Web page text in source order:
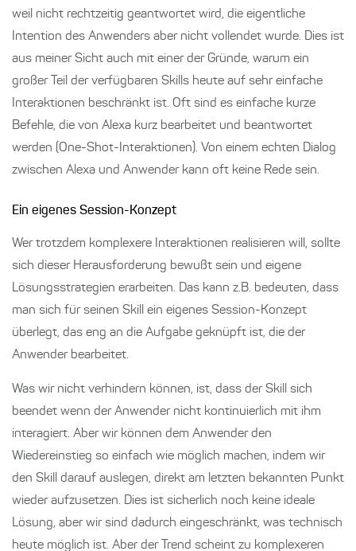
weil nicht rechtzeitig geantwortet wird, die eigentliche
Intention des Anwenders aber nicht vollendet wurde. Dies ist
aus meiner Sicht auch mit einer der Gründe, warum ein
großer Teil der verfügbaren Skills heute auf sehr einfache
Interaktionen beschränkt ist. Oft sind es einfache kurze
Befehle, die von Alexa kurz bearbeitet und beantwortet
werden (One-Shot-Interaktionen). Von einem echten Dialog
zwischen Alexa und Anwender kann oft keine Rede sein.
Ein eigenes Session-Konzept
Wer trotzdem komplexere Interaktionen realisieren will, sollte
sich dieser Herausforderung bewußt sein und eigene
Lösungsstrategien erarbeiten. Das kann z.B. bedeuten, dass
man sich für seinen Skill ein eigenes Session-Konzept
überlegt, das eng an die Aufgabe geknüpft ist, die der
Anwender bearbeitet.
Was wir nicht verhindern können, ist, dass der Skill sich
beendet wenn der Anwender nicht kontinuierlich mit ihm
interagiert. Aber wir können dem Anwender den
Wiedereinstieg so einfach wie möglich machen, indem wir
den Skill darauf auslegen, direkt am letzten bekannten Punkt
wieder aufzusetzen. Dies ist sicherlich noch keine ideale
Lösung, aber wir sind dadurch eingeschränkt, was technisch
heute möglich ist. Aber der Trend scheint zu komplexeren